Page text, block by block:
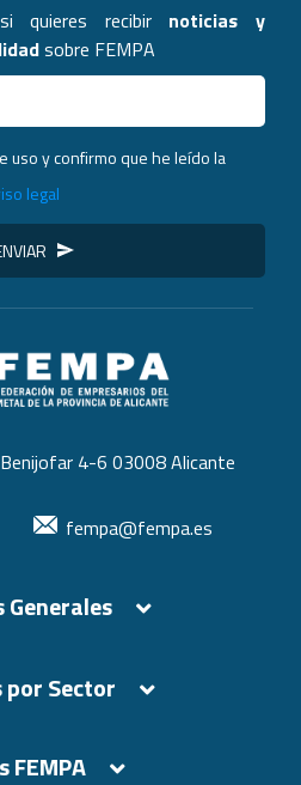
quieres recibir noticias y
sobre FEMPA
uso y confirmo que he leído la
legal
4-6 03008 Alicante
fempa@fempa.es
Generales
por Sector
FEMPA